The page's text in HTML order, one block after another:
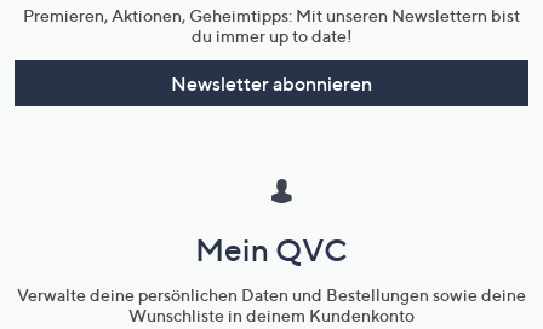
Premieren, Aktionen, Geheimtipps: Mit unseren Newslettern bist
du immer up to date!
Newsletter abonnieren
Mein QVC
Verwalte deine persönlichen Daten und Bestellungen sowie deine
Wunschliste in deinem Kundenkonto